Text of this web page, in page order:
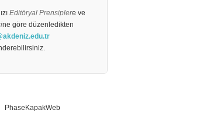
Editöryal Prensiplere ve
ne göre düzenledikten